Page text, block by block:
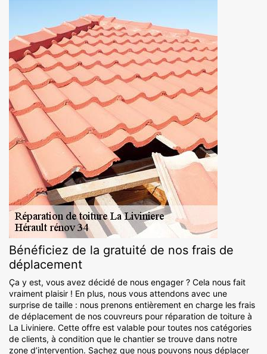
Bénéficiez de la gratuité de nos frais de
déplacement
Ça y est, vous avez décidé de nous engager ? Cela nous fait
vraiment plaisir ! En plus, nous vous attendons avec une
surprise de taille : nous prenons entièrement en charge les frais
de déplacement de nos couvreurs pour réparation de toiture à
La Liviniere. Cette offre est valable pour toutes nos catégories
de clients, à condition que le chantier se trouve dans notre
zone d’intervention. Sachez que nous pouvons nous déplacer